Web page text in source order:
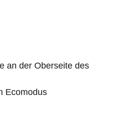
an der Oberseite des
Ecomodus